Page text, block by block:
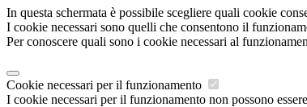
In questa schermata è possibile scegliere quali cookie
I cookie necessari sono quelli che consentono il
Per conoscere quali sono i cookie necessari al
Cookie necessari per il funzionamento
I cookie necessari per il funzionamento non possono